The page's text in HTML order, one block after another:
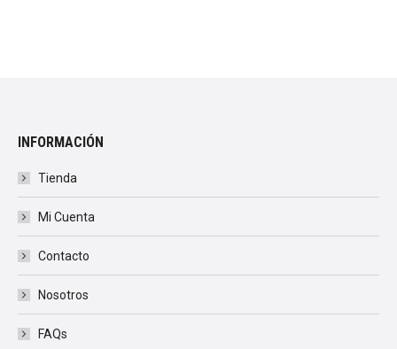
INFORMACIÓN
Tienda
Mi Cuenta
Contacto
Nosotros
FAQs